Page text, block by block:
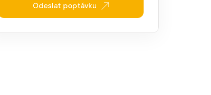
Odeslat poptávku